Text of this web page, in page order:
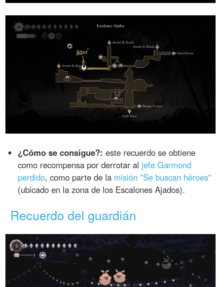
¿Cómo se consigue?: este recuerdo se obtiene
como recompensa por derrotar al jefe Garmond
perdido, como parte de la misión "Se buscan héroes"
(ubicado en la zona de los Escalones Ajados).
Recuerdo del guardián